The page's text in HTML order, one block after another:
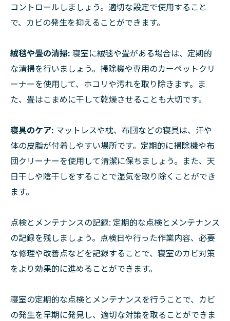
コントロールしましょう。適切な設定で使用すること
で、カビの発生を抑えることができます。
絨毯や畳の清掃: 寝室に絨毯や畳がある場合は、定期的
な清掃を行いましょう。掃除機や専用のカーペットクリ
ーナーを使用して、ホコリや汚れを取り除きます。ま
た、畳はこまめに干して乾燥させることも大切です。
寝具のケア: マットレスや枕、布団などの寝具は、汗や
体の皮脂が付着しやすい場所です。定期的に掃除機や布
団クリーナーを使用して清潔に保ちましょう。また、天
日干しや陰干しをすることで湿気を取り除くことができ
ます。
点検とメンテナンスの記録: 定期的な点検とメンテナンス
の記録を残しましょう。点検日や行った作業内容、必要
な修理や改善点などを記録することで、寝室のカビ対策
をより効果的に進めることができます。
寝室の定期的な点検とメンテナンスを行うことで、カビ
の発生を早期に発見し、適切な対策を取ることができま